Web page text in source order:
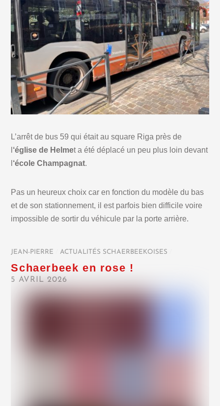
L’arrêt de bus 59 qui était au square Riga près de
‘église de Helmet a été déplacé un peu plus loin devant
‘école Champagnat.
Pas un heureux choix car en fonction du modèle du bas
et de son stationnement, il est parfois bien difficile voire
impossible de sortir du véhicule par la porte arrière.
JEAN-PIERRE ACTUALITÉS SCHAERBEEKOISES
Schaerbeek en rose !
5 AVRIL 2026